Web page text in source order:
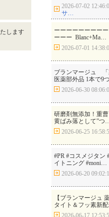
します
2026-07-02
サ…
ーーーーーーーー
ーーー ⁡ Blanc+Ma…
2026-07-01
ブランマージュ 「
医薬部外品 1本で9
2026-06-30
研磨剤無添加！重
黄ばみ落として”つ
2026-06-25
#PR #コスメジタン
イトニング #moni…
2026-06-20
【ブランマージュ
タイト＆フッ素新
2026-06-17